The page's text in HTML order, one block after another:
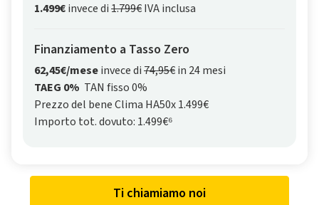
1.499€invece di1.799€IVA inclusa
Finanziamento a Tasso Zero
62,45€/meseinvece di74,95€in 24 mesi
TAEG 0% TAN fisso 0%
Prezzo del bene Clima HA50x 1.499€
Importo tot. dovuto: 1.499€⁶
Ti chiamiamo noi